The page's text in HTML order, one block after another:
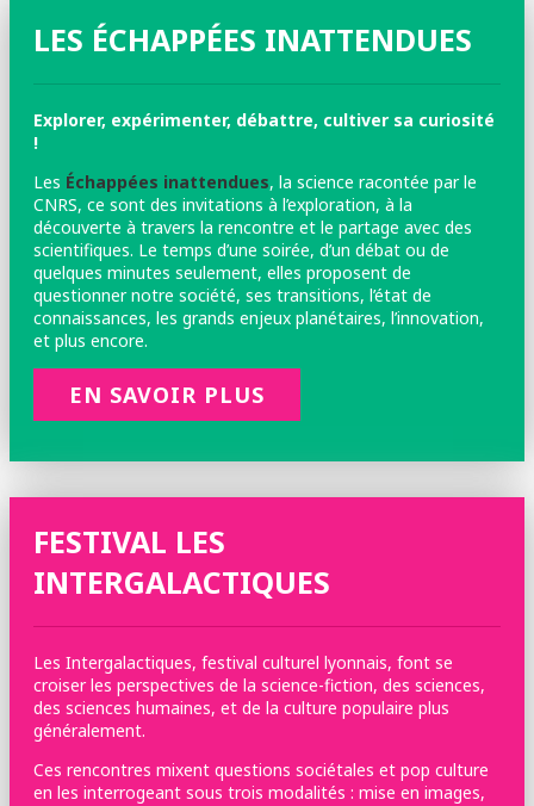
LES ÉCHAPPÉES INATTENDUES
Explorer, expérimenter, débattre, cultiver sa curiosité
!
Les Échappées inattendues, la science racontée par le
CNRS, ce sont des invitations à l’exploration, à la
découverte à travers la rencontre et le partage avec des
scientifiques. Le temps d’une soirée, d’un débat ou de
quelques minutes seulement, elles proposent de
questionner notre société, ses transitions, l’état de
connaissances, les grands enjeux planétaires, l’innovation,
et plus encore.
EN SAVOIR PLUS
FESTIVAL LES
INTERGALACTIQUES
Les Intergalactiques, festival culturel lyonnais, font se
croiser les perspectives de la science-fiction, des sciences,
des sciences humaines, et de la culture populaire plus
généralement.
Ces rencontres mixent questions sociétales et pop culture
en les interrogeant sous trois modalités : mise en images,